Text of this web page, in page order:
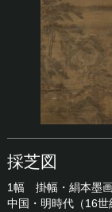
採芝図
1幅 掛幅・絹本墨
中国・明時代（16世